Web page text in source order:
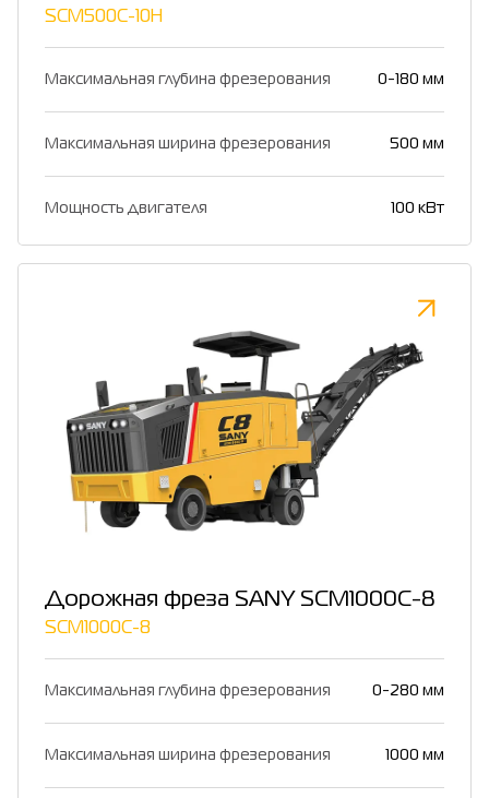
SCM500C-10H
Максимальная глубина фрезерования 0-180 мм
Максимальная ширина фрезерования 500 мм
Мощность двигателя 100 кВт
Дорожная фреза SANY SCM1000C-8
SCM1000C-8
Максимальная глубина фрезерования 0-280 мм
Максимальная ширина фрезерования 1000 мм